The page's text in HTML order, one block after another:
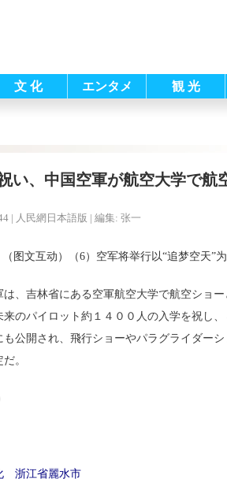
文 化 エンタメ 観 光
い、中国空軍が航空大学で
| 人民網日本語版 | 編集: 张一
、吉林省にある空軍航空大学で航空ショ
のパイロット約１４００人の入学を祝し
公開され、飛行ショーやパラグライダー
。
浙江省麗水市